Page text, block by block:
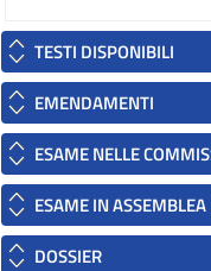
TESTI DISPONIBILI
EMENDAMENTI
ESAME NELLE
ESAME IN ASSEMBLEA
DOSSIER